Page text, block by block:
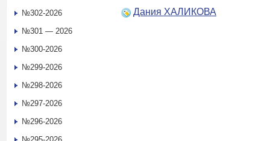
Дания ХАЛИКОВА
№302-2026
№301 — 2026
№300-2026
№299-2026
№298-2026
№297-2026
№296-2026